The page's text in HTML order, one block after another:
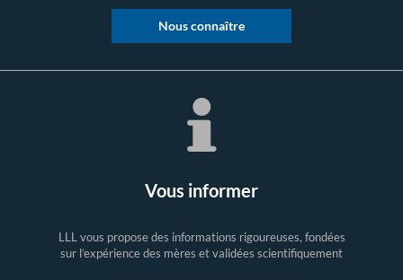
Nous connaître
Vous informer
LLL vous propose des informations rigoureuses, fondées
sur l’expérience des mères et validées scientifiquement